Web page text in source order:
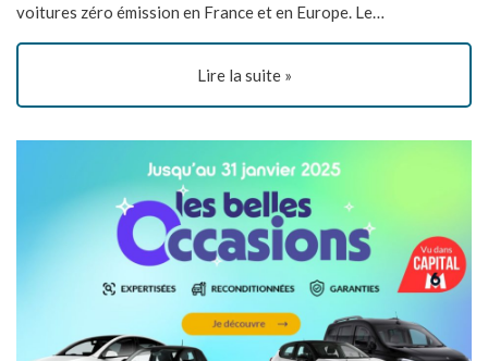
voitures zéro émission en France et en Europe. Le…
Lire la suite »